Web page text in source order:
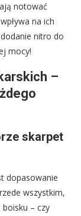
notować
na ich
nitro do
mocy!
–
skarpet
dopasowanie
wszystkim,
– czy